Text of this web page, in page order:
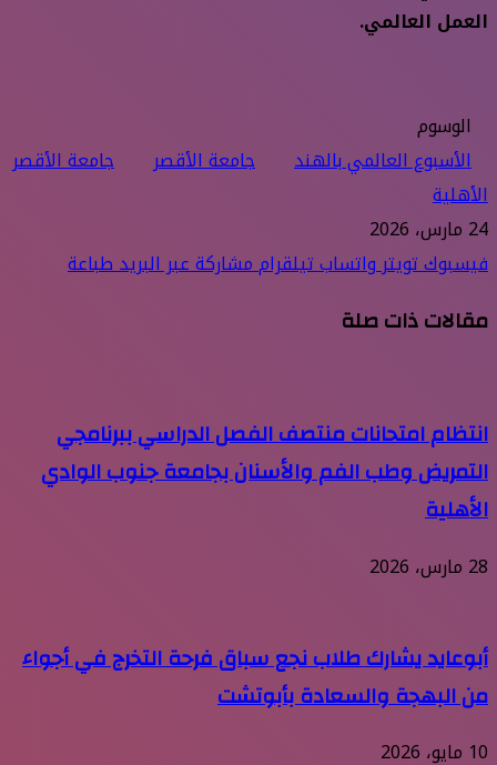
العمل العالمي.
الوسوم
الأسبوع العالمي بالهند
جامعة الأقصر
جامعة الأقصر
الأهلية
24 مارس، 2026
فيسبوكتويتر واتسابتيلقراممشاركة عبر البريدطباعة
مقالات ذات صلة
انتظام امتحانات منتصف الفصل الدراسي ببرنامجي
التمريض وطب الفم والأسنان بجامعة جنوب الوادي
الأهلية
28 مارس، 2026
أبوعايد يشارك طلاب نجع سباق فرحة التخرج في أجواء
من البهجة والسعادة بأبوتشت
10 مايو، 2026